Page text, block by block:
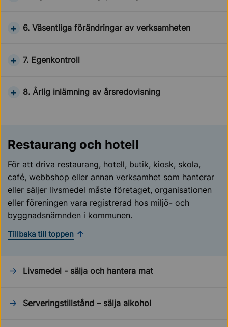
6. Väsentliga förändringar av verksamheten
7. Egenkontroll
8. Årlig inlämning av årsredovisning
Restaurang och hotell
För att driva restaurang, hotell, butik, kiosk, skola,
café, webbshop eller annan verksamhet som hanterar
eller säljer livsmedel måste företaget, organisationen
eller föreningen vara registrerad hos miljö- och
byggnadsnämnden i kommunen.
Tillbaka till toppen
Livsmedel - sälja och hantera mat
Serveringstillstånd – sälja alkohol